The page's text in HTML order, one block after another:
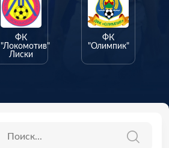
ФК
"Локомотив"
Лиски
ФК
"Олимпик"